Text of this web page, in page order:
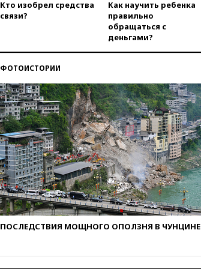
Кто изобрел средства
связи?
Как научить ребенка
правильно
обращаться с
деньгами?
ФОТОИСТОРИИ
ПОСЛЕДСТВИЯ МОЩНОГО ОПОЛЗНЯ В ЧУНЦИНЕ